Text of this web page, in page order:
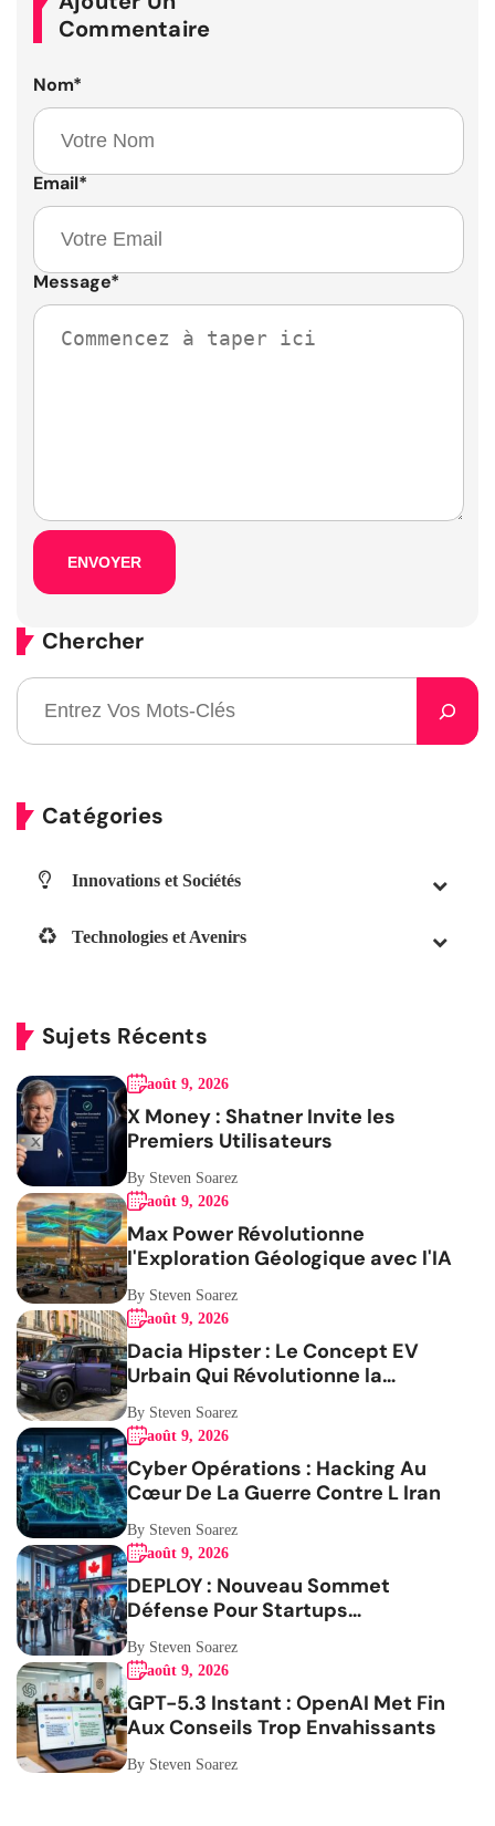
Commentaire
Nom*
Email*
Message*
Chercher
Catégories
Innovations et Sociétés
Technologies et Avenirs
Sujets Récents
août 9, 2026
X Money : Shatner Invite les
Premiers Utilisateurs
By Steven Soarez
août 9, 2026
Max Power Révolutionne
l'Exploration Géologique avec l'IA
By Steven Soarez
août 9, 2026
Dacia Hipster : Le Concept EV
Urbain Qui Révolutionne la
Mobilité
By Steven Soarez
août 9, 2026
Cyber Opérations : Hacking Au
Cœur De La Guerre Contre L Iran
By Steven Soarez
août 9, 2026
DEPLOY : Nouveau Sommet
Défense Pour Startups
Canadiennes
By Steven Soarez
août 9, 2026
GPT-5.3 Instant : OpenAI Met Fin
Aux Conseils Trop Envahissants
By Steven Soarez